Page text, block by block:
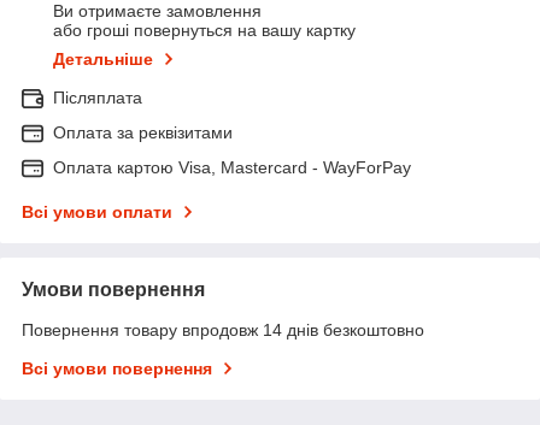
Ви отримаєте замовлення
або гроші повернуться на вашу картку
Детальніше
Післяплата
Оплата за реквізитами
Оплата картою Visa, Mastercard - WayForPay
Всі умови оплати
Умови повернення
Повернення товару впродовж 14 днів безкоштовно
Всі умови повернення